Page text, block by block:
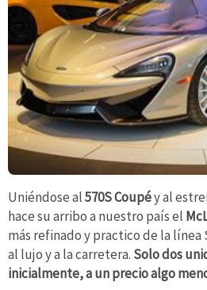
Uniéndose al570S Coupéy al
hace su arribo a nuestro país el
más refinado y practico de la
al lujo y a la carretera. Solo dos
inicialmente, a un precio algo